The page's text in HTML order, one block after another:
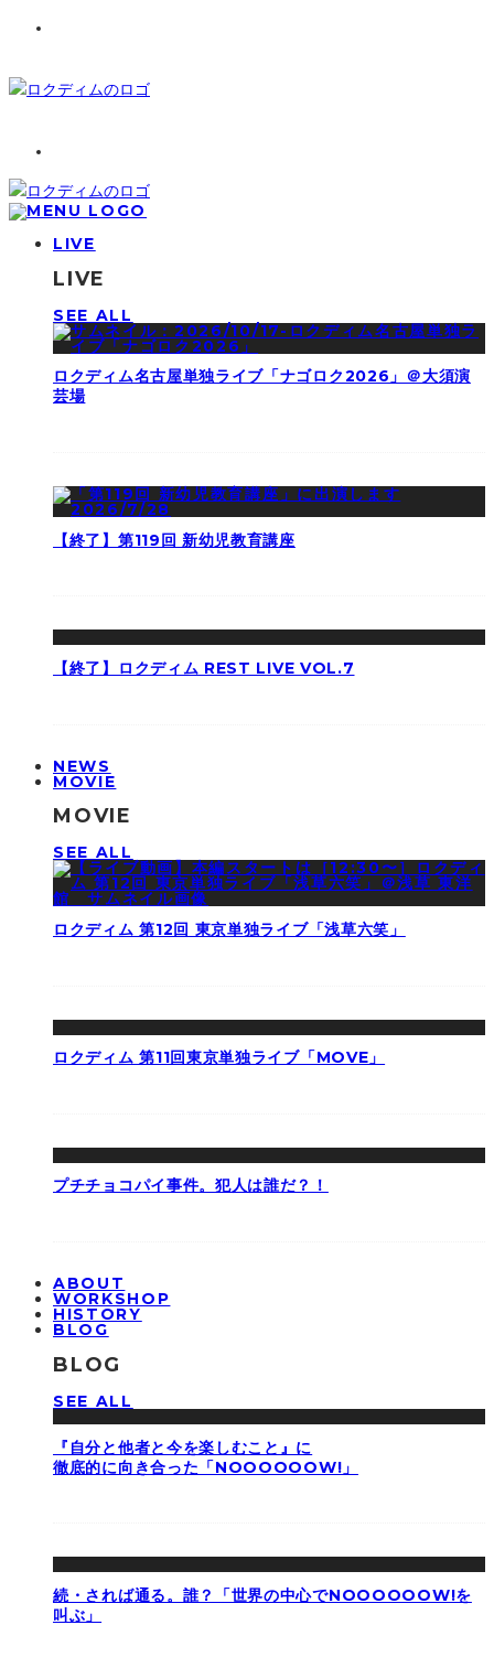
LIVE
LIVE
SEE ALL
ロクディム名古屋単独ライブ「ナゴロク2026」＠大須演
芸場
【終了】第119回 新幼児教育講座
【終了】ロクディム REST LIVE VOL.7
NEWS
MOVIE
MOVIE
SEE ALL
ロクディム 第12回 東京単独ライブ「浅草六笑」
ロクディム 第11回東京単独ライブ「MOVE」
プチチョコパイ事件。犯人は誰だ？！
ABOUT
WORKSHOP
HISTORY
BLOG
BLOG
SEE ALL
『自分と他者と今を楽しむこと』に
徹底的に向き合った「NOOOOOOW!」
続・されば通る。誰？「世界の中心でNOOOOOOW!を
叫ぶ」